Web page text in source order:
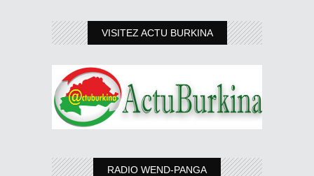
VISITEZ ACTU BURKINA
RADIO WEND-PANGA